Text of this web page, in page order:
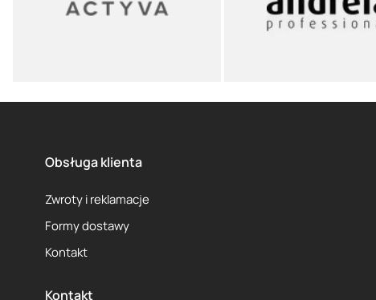
Obsługa klienta
Zwroty i reklamacje
Formy dostawy
Kontakt
Kontakt